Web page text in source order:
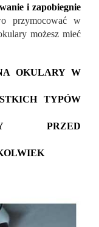
i zapobiegnie
przymocować w
możesz mieć
OKULARY W
TYPÓW
PRZED